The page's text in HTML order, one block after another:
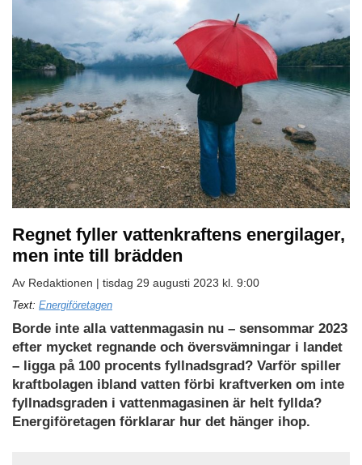
Regnet fyller vattenkraftens energilager,
men inte till brädden
Av Redaktionen | tisdag 29 augusti 2023 kl. 9:00
Ladda
ned
som
PDF
Text: Energiföretagen
Borde inte alla vattenmagasin nu – sensommar 2023
efter mycket regnande och översvämningar i landet
– ligga på 100 procents fyllnadsgrad? Varför spiller
kraftbolagen ibland vatten förbi kraftverken om inte
fyllnadsgraden i vattenmagasinen är helt fyllda?
Energiföretagen förklarar hur det hänger ihop.